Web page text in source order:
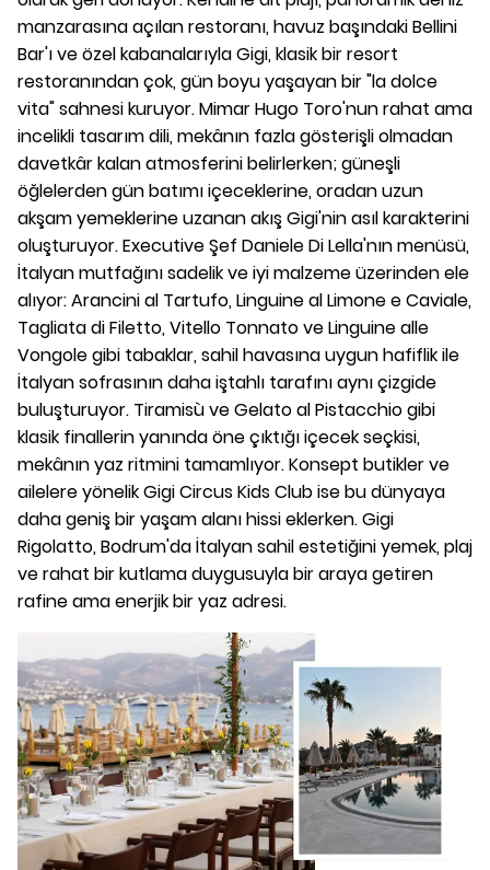
manzarasına açılan restoranı, havuz başındaki Bellini
Bar'ı ve özel kabanalarıyla Gigi, klasik bir resort
restoranından çok, gün boyu yaşayan bir "la dolce
vita" sahnesi kuruyor. Mimar Hugo Toro'nun rahat ama
incelikli tasarım dili, mekânın fazla gösterişli olmadan
davetkâr kalan atmosferini belirlerken; güneşli
öğlelerden gün batımı içeceklerine, oradan uzun
akşam yemeklerine uzanan akış Gigi'nin asıl karakterini
oluşturuyor. Executive Şef Daniele Di Lella'nın menüsü,
İtalyan mutfağını sadelik ve iyi malzeme üzerinden ele
alıyor: Arancini al Tartufo, Linguine al Limone e Caviale,
Tagliata di Filetto, Vitello Tonnato ve Linguine alle
Vongole gibi tabaklar, sahil havasına uygun hafiflik ile
İtalyan sofrasının daha iştahlı tarafını aynı çizgide
buluşturuyor. Tiramisù ve Gelato al Pistacchio gibi
klasik finallerin yanında öne çıktığı içecek seçkisi,
mekânın yaz ritmini tamamlıyor. Konsept butikler ve
ailelere yönelik Gigi Circus Kids Club ise bu dünyaya
daha geniş bir yaşam alanı hissi eklerken. Gigi
Rigolatto, Bodrum'da İtalyan sahil estetiğini yemek, plaj
ve rahat bir kutlama duygusuyla bir araya getiren
rafine ama enerjik bir yaz adresi.